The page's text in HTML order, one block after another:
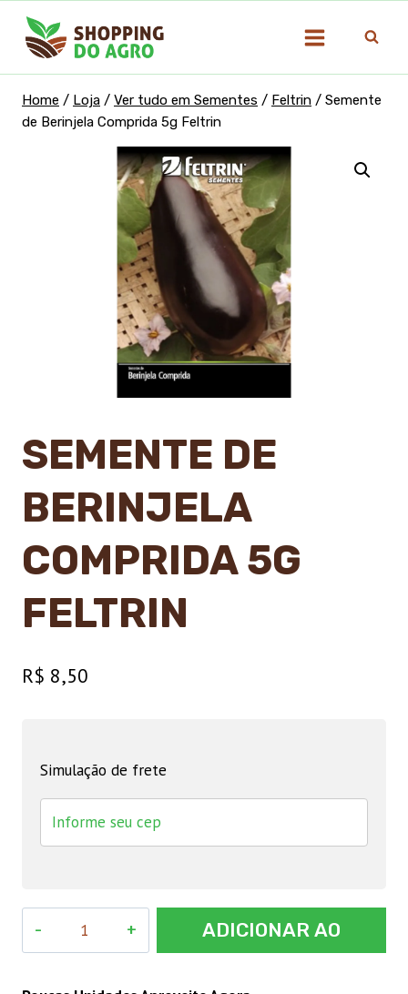
para
Home / Loja / Ver tudo em Sementes / Feltrin / Semente
de Berinjela Comprida 5g Feltrin
SEMENTE DE
BERINJELA
COMPRIDA 5G
FELTRIN
R$ 8,50
Simulação de frete
ADICIONAR AO